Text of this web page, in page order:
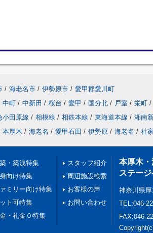
/ 海老名市 / 伊勢原市 / 愛甲郡愛川町
中町 / 中新田 / 桜台 / 愛甲 / 国分北 / 戸室 / 栄町 /
小田原線 / 相模線 / 相鉄本線 / 東海道本線 / 湘南
本厚木 / 海老名 / 愛甲石田 / 伊勢原 / 海老名 / 社家
・築浅特集
向け特集
ミリー向け特集
ト可特集
・礼金０特集
スタッフ紹介
周辺施設検索
お客様の声
お問い合わせ
本厚木
ステージ
神奈川県
TEL:046-
FAX:046-